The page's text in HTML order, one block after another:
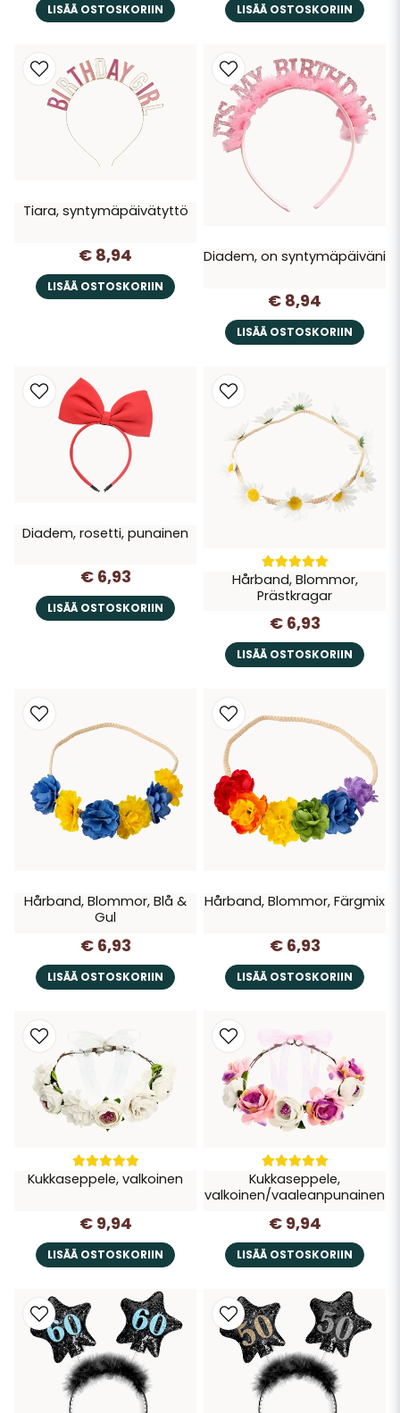
LISÄÄ OSTOSKORIIN LISÄÄ OSTOSKORIIN
Tiara, syntymäpäivätyttö
€ 8,94
LISÄÄ OSTOSKORIIN
Diadem, on syntymäpäiväni
€ 8,94
LISÄÄ OSTOSKORIIN
Diadem, rosetti, punainen
€ 6,93
LISÄÄ OSTOSKORIIN
Hårband, Blommor,
Prästkragar
€ 6,93
LISÄÄ OSTOSKORIIN
Hårband, Blommor, Blå &
Gul
€ 6,93
LISÄÄ OSTOSKORIIN
Hårband, Blommor, Färgmix
€ 6,93
LISÄÄ OSTOSKORIIN
Kukkaseppele, valkoinen
€ 9,94
LISÄÄ OSTOSKORIIN
Kukkaseppele,
valkoinen/vaaleanpunainen
€ 9,94
LISÄÄ OSTOSKORIIN